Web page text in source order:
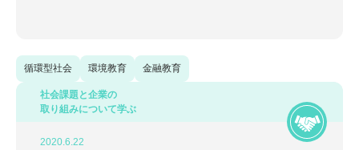
循環型社会 環境教育 金融教育
社会課題と企業の
取り組みについて学ぶ
2020.6.22